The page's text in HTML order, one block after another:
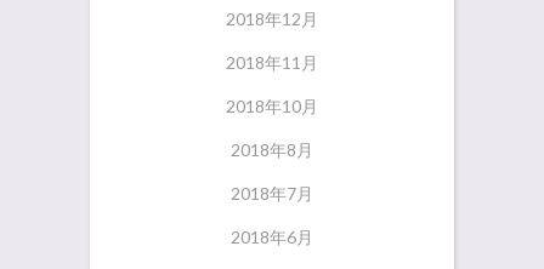
2018年12月
2018年11月
2018年10月
2018年8月
2018年7月
2018年6月